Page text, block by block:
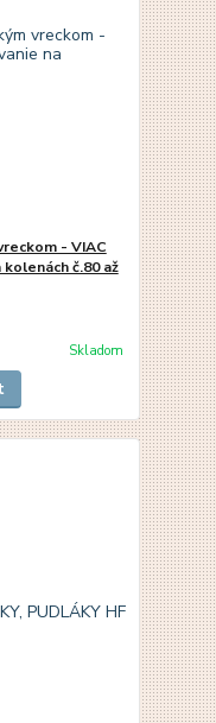
- VIAC
č.80 až
Skladom